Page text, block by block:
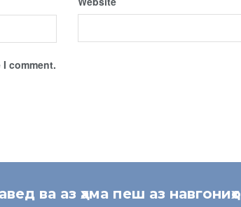
comment.
ва аз ҳама пеш аз навгониҳо